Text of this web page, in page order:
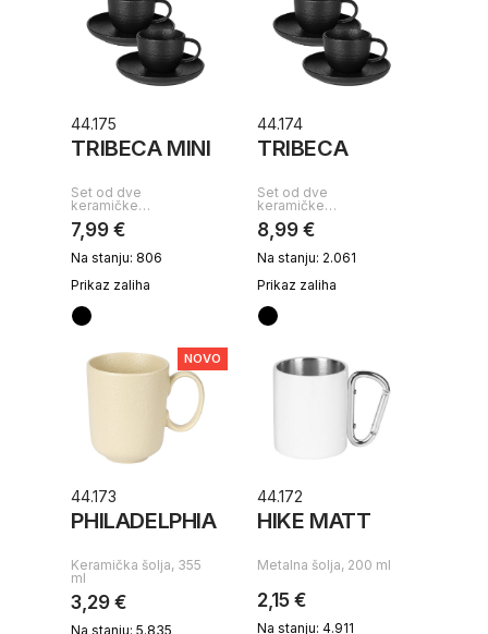
44.175
TRIBECA MINI
Set od dve
keramičke…
7,99 €
Na stanju: 806
Prikaz zaliha
44.174
TRIBECA
Set od dve
keramičke…
8,99 €
Na stanju: 2.061
Prikaz zaliha
NOVO
44.173
PHILADELPHIA
Keramička šolja, 355
ml
3,29 €
Na stanju: 5.835
44.172
HIKE MATT
Metalna šolja, 200 ml
2,15 €
Na stanju: 4.911